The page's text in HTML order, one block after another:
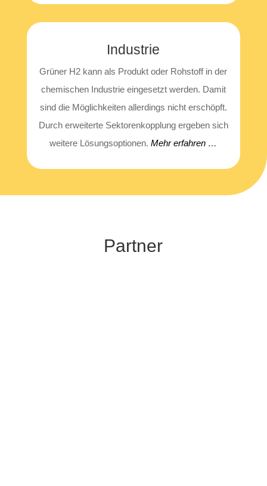
Indus­trie
Grü­ner H2 kann als Pro­dukt oder Roh­stoff in der
che­mi­schen Indus­trie ein­ge­setzt wer­den. Damit
sind die Mög­lich­kei­ten aller­dings nicht erschöpft.
Durch erwei­ter­te Sek­to­ren­kopp­lung erge­ben sich
wei­te­re Lösungs­op­tio­nen.Mehr erfah­ren …
Part­ner